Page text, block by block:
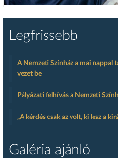
Legfrissebb
A Nemzeti Színház a mai nappal
vezet be
Pályázati felhívás a Nemzeti
„A kérdés csak az volt, ki lesz a
Galéria ajánló